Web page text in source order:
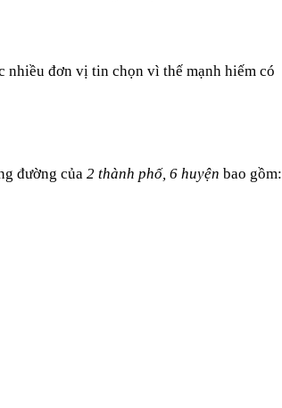
nhiều đơn vị tin chọn vì thế mạnh hiếm có
đường của 2 thành phố, 6 huyện bao gồm: